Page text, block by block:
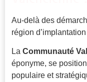
Au-delà des
région
La Communauté
éponyme, se
populaire et